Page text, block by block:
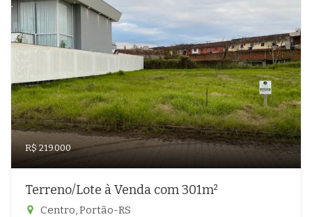
R$ 219.000
Terreno/Lote à Venda com 301m²
Centro, Portão-RS